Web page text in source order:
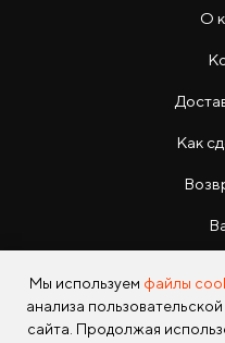
О
Как
Мы используем файлы
анализа
сайта. Продолжая